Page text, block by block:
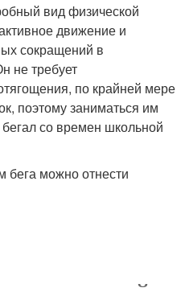
вид физической
движение и
сокращений в
не требует
по крайней мере
поэтому заниматься им
со времен школьной
бега можно отнести